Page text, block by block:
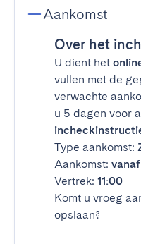
Aankomst
Over het
U dient het
vullen met de
verwachte
u 5 dagen voor
Type aankomst:
Aankomst:
Vertrek: 11:00
Komt u vroeg
opslaan?